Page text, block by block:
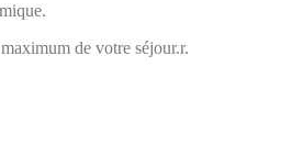
de votre séjour.r.